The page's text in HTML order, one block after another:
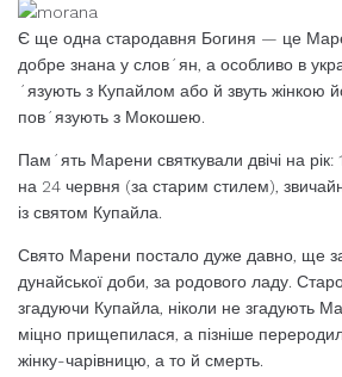
Є ще одна стародавня Богиня — це
добре знана у слов´ян, а особливо в
´язують з Купайлом або й звуть жінкою
пов´язують з Мокошею.
Пам´ять Марени святкували двічі на рік:
на 24 червня (за старим стилем),
із святом Купайла.
Свято Марени постало дуже давно, ще
дунайської доби, за родового ладу.
згадуючи Купайла, ніколи не згадують
міцно прищепилася, а пізніше
жінку-чарівницю, а то й смерть.